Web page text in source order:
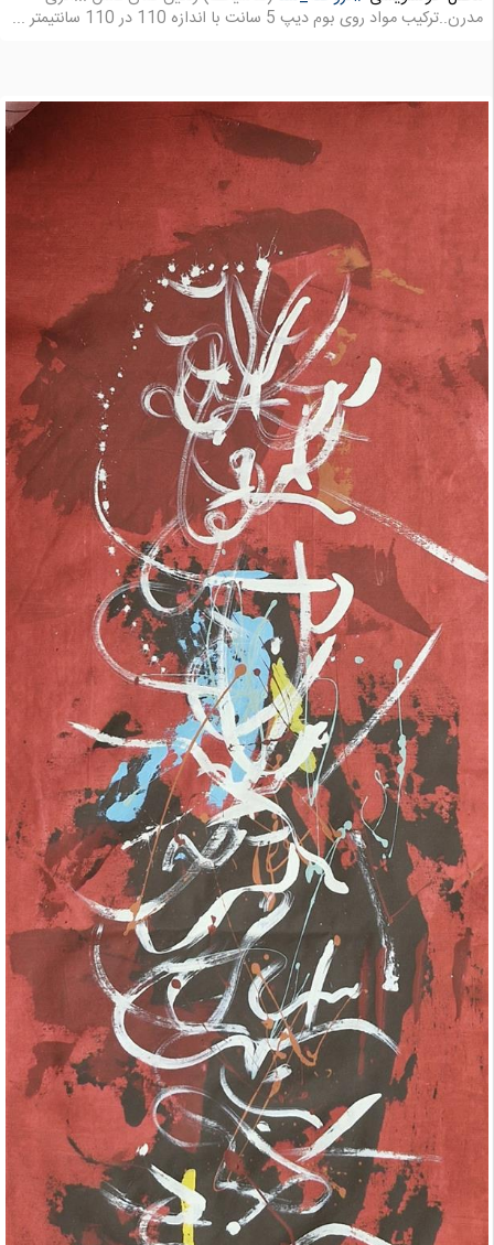
مدرن..ترکیب مواد روی بوم دیپ 5 سانت با اندازه 110 در 110 سانتیمتر ...